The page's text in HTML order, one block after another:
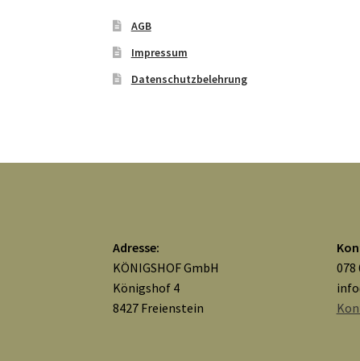
AGB
Impressum
Datenschutzbelehrung
Adresse:
KÖNIGSHOF GmbH
Königshof 4
8427 Freienstein
078